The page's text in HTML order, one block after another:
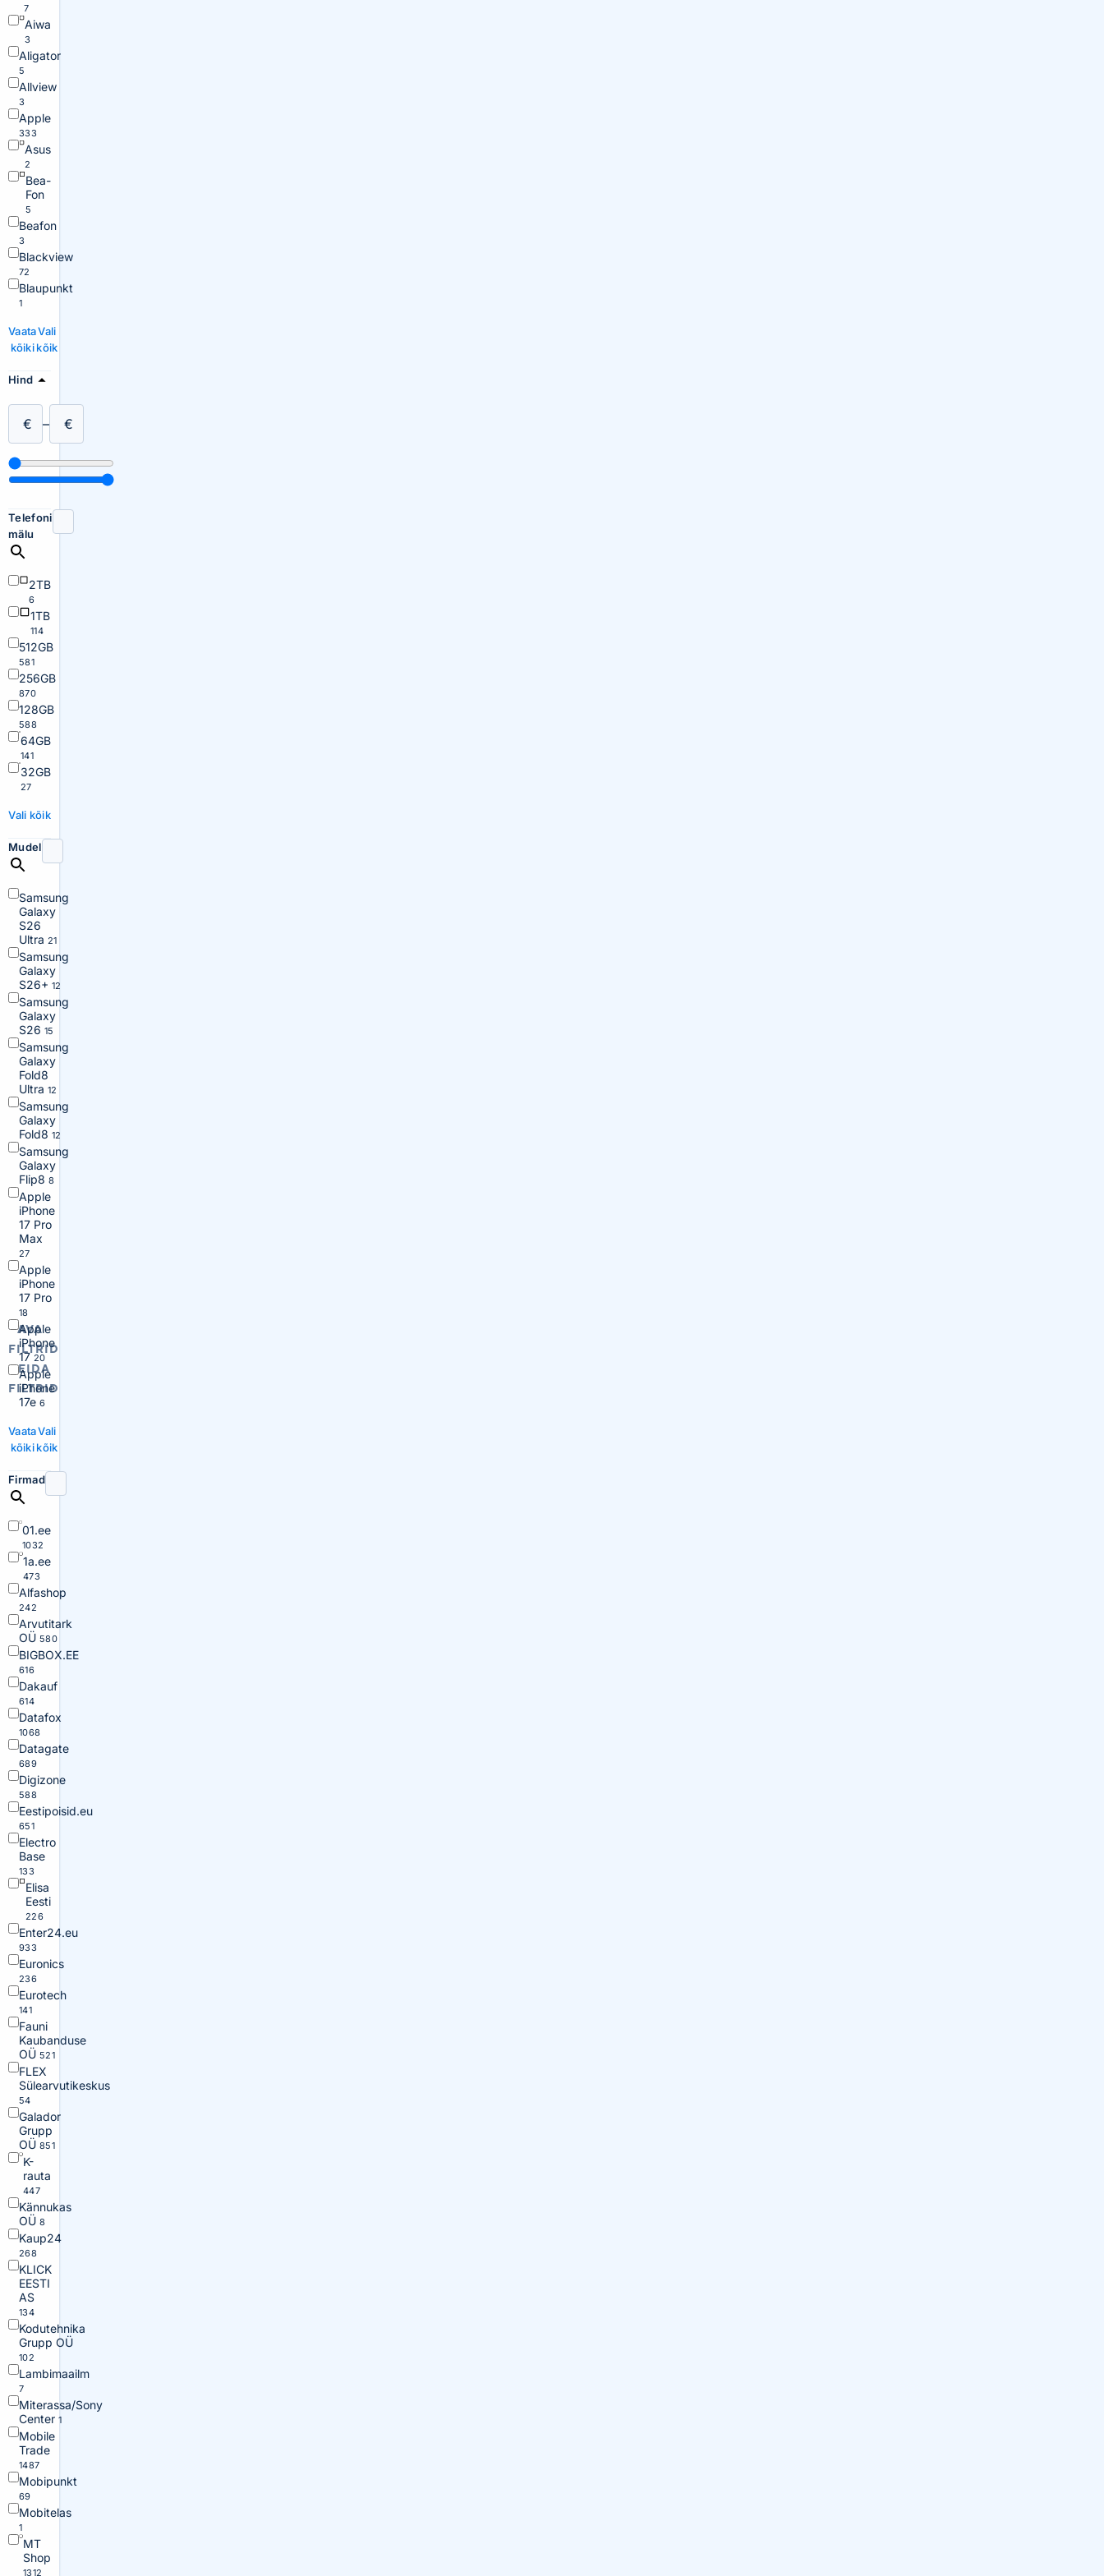
AVA
FILTRID
PEIDA
FILTRID
7
Aiwa
3
Aligator
5
Allview
3
Apple
333
Asus
2
Bea-
Fon
5
Beafon
3
Blackview
72
Blaupunkt
1
Vaata
kõiki
Vali
kõik
Hind
€ – €
Telefoni
mälu
2TB
6
1TB
114
512GB
581
256GB
870
128GB
588
64GB
141
32GB
27
Vali kõik
Mudel
Samsung
Galaxy
S26
Ultra 21
Samsung
Galaxy
S26+ 12
Samsung
Galaxy
S26 15
Samsung
Galaxy
Fold8
Ultra 12
Samsung
Galaxy
Fold8 12
Samsung
Galaxy
Flip8 8
Apple
iPhone
17 Pro
Max
27
Apple
iPhone
17 Pro
18
Apple
iPhone
1720
Apple
iPhone
17e 6
Vaata
kõiki
Vali
kõik
Firmad
01.ee
1032
1a.ee
473
Alfashop
242
Arvutitark
OÜ 580
BIGBOX.EE
616
Dakauf
614
Datafox
1068
Datagate
689
Digizone
588
Eestipoisid.eu
651
Electro
Base
133
Elisa
Eesti
226
Enter24.eu
933
Euronics
236
Eurotech
141
Fauni
Kaubanduse
OÜ 521
FLEX
Sülearvutikeskus
54
Galador
Grupp
OÜ 851
K-
rauta
447
Kännukas
OÜ 8
Kaup24
268
KLICK
EESTI
AS
134
Kodutehnika
Grupp OÜ
102
Lambimaailm
7
Miterassa/Sony
Center 1
Mobile
Trade
1487
Mobipunkt
69
Mobitelas
1
MT
Shop
1312